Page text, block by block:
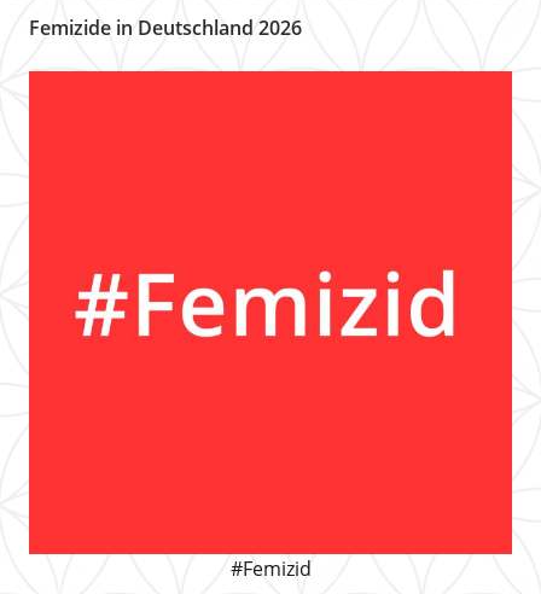
Femizide in Deutschland 2026
#Femizid